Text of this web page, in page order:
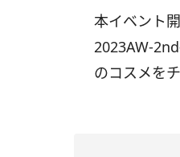
本イベント
2023AW-
のコスメを